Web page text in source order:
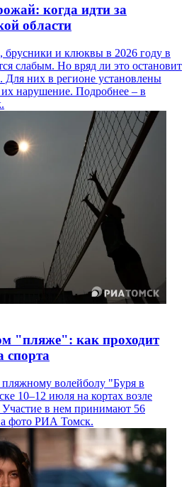
когда идти за
области
брусники и клюквы в 2026 году в
слабым. Но вряд ли это остановит
Для них в регионе установлены
нарушение. Подробнее – в
"пляже": как проходит
спорта
волейболу "Буря в
10–12 июля на кортах возле
в нем принимают 56
фото РИА Томск.